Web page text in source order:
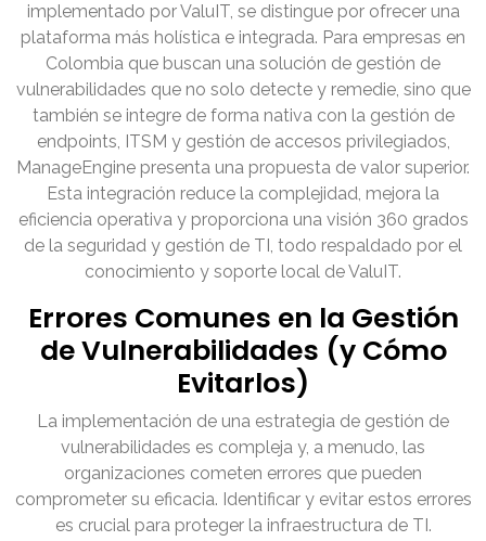
implementado por ValuIT, se distingue por ofrecer una
plataforma más holística e integrada. Para empresas en
Colombia que buscan una solución de gestión de
vulnerabilidades que no solo detecte y remedie, sino que
también se integre de forma nativa con la gestión de
endpoints, ITSM y gestión de accesos privilegiados,
ManageEngine presenta una propuesta de valor superior.
Esta integración reduce la complejidad, mejora la
eficiencia operativa y proporciona una visión 360 grados
de la seguridad y gestión de TI, todo respaldado por el
conocimiento y soporte local de ValuIT.
Errores Comunes en la Gestión
de Vulnerabilidades (y Cómo
Evitarlos)
La implementación de una estrategia de gestión de
vulnerabilidades es compleja y, a menudo, las
organizaciones cometen errores que pueden
comprometer su eficacia. Identificar y evitar estos errores
es crucial para proteger la infraestructura de TI.